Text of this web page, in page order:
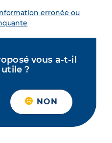
erronée ou
vous a-t-il
?
NON